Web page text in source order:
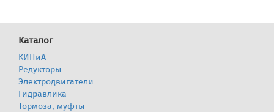
Каталог
КИПиА
Редукторы
Электродвигатели
Гидравлика
Тормоза, муфты